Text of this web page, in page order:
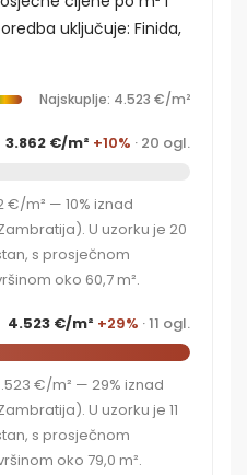
uključuje: Finida,
Najskuplje: 4.523 €/m²
3.862 €/m² +10% · 20 ogl.
€/m² — 10% iznad
U uzorku je 20
s prosječnom
oko 60,7 m².
4.523 €/m² +29% · 11 ogl.
€/m² — 29% iznad
U uzorku je 11
s prosječnom
oko 79,0 m².